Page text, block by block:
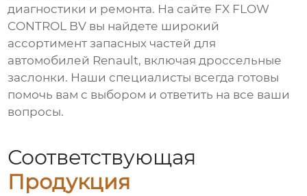
диагностики и ремонта. На сайте FX FLOW
CONTROL BV вы найдете широкий
ассортимент запасных частей для
автомобилей Renault, включаядроссельные
заслонки. Наши специалисты всегда готовы
помочь вам с выбором и ответить на все ваши
вопросы.
Соответствующая
Продукция